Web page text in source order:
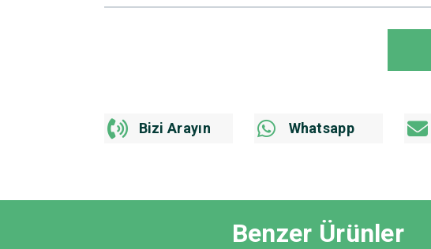
Bizi Arayın Whatsapp
Benzer Ürünler